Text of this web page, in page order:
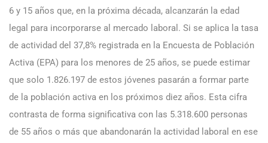
6 y 15 años que, en la próxima década, alcanzarán la edad
legal para incorporarse al mercado laboral. Si se aplica la tasa
de actividad del 37,8% registrada en la Encuesta de Población
Activa (EPA) para los menores de 25 años, se puede estimar
que solo 1.826.197 de estos jóvenes pasarán a formar parte
de la población activa en los próximos diez años. Esta cifra
contrasta de forma significativa con las 5.318.600 personas
de 55 años o más que abandonarán la actividad laboral en ese